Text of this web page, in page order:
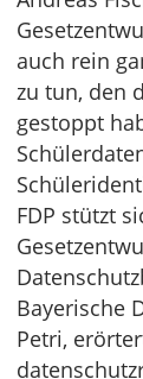
auch rein
zu tun, den
gestoppt
FDP stützt
Bayerische
Petri,